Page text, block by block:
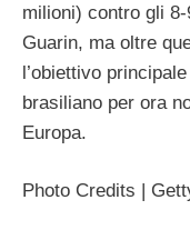
milioni) contro gli
Guarin, ma oltre
l’obiettivo
brasiliano per ora
Europa.
Photo Credits |